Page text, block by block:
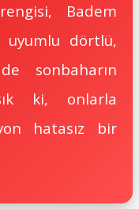
Badem
uyumlu dörtlü,
sonbaharın
ki, onlarla
hatasız bir